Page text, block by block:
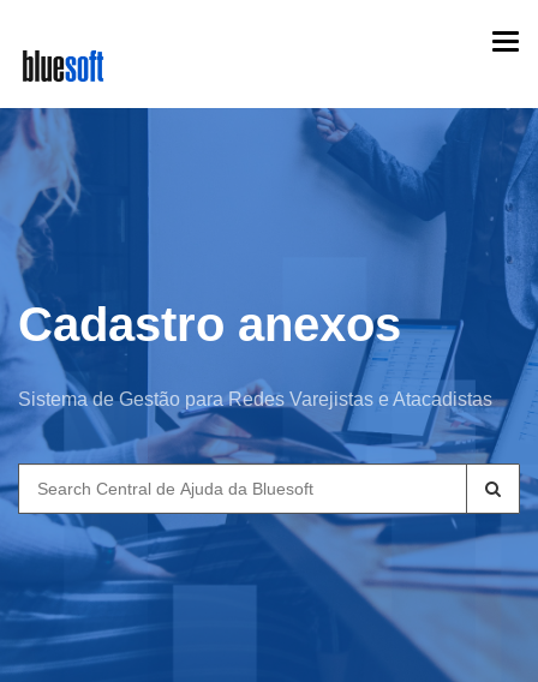
main
content
Cadastro anexos
Sistema de Gestão para Redes Varejistas e Atacadistas
Search
for: